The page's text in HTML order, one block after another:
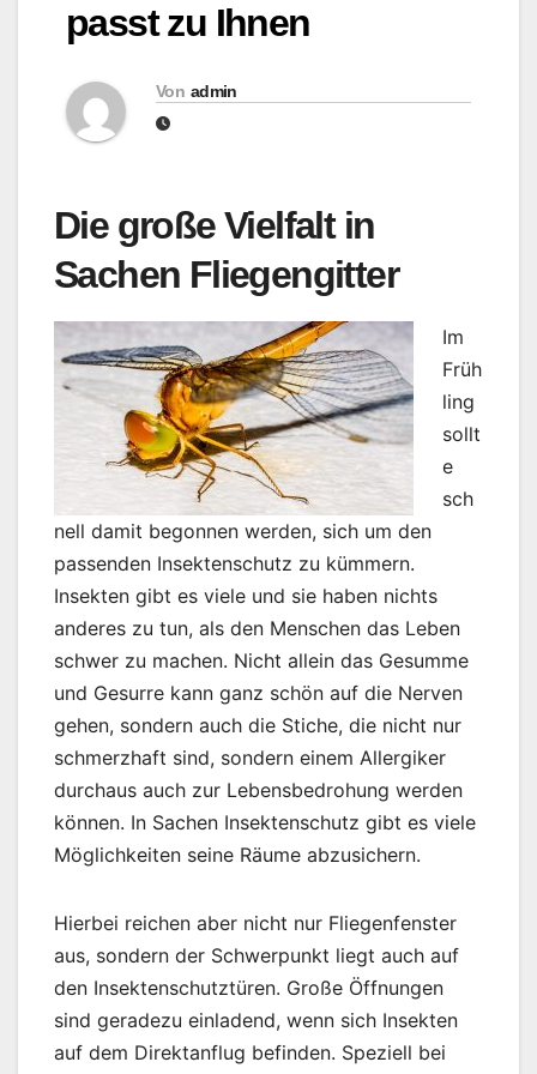
passt zu Ihnen
Von admin
Die große Vielfalt in
Sachen Fliegengitter
Im
Früh
ling
sollt
e
sch
nell damit begonnen werden, sich um den
passenden Insektenschutz zu kümmern.
Insekten gibt es viele und sie haben nichts
anderes zu tun, als den Menschen das Leben
schwer zu machen. Nicht allein das Gesumme
und Gesurre kann ganz schön auf die Nerven
gehen, sondern auch die Stiche, die nicht nur
schmerzhaft sind, sondern einem Allergiker
durchaus auch zur Lebensbedrohung werden
können. In Sachen Insektenschutz gibt es viele
Möglichkeiten seine Räume abzusichern.
Hierbei reichen aber nicht nur Fliegenfenster
aus, sondern der Schwerpunkt liegt auch auf
den Insektenschutztüren. Große Öffnungen
sind geradezu einladend, wenn sich Insekten
auf dem Direktanflug befinden. Speziell bei